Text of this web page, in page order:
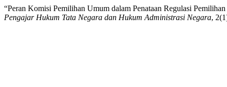
“Peran Komisi Pemilihan Umum dalam Penataan Regulasi
Pengajar Hukum Tata Negara dan Hukum Administrasi Negara,